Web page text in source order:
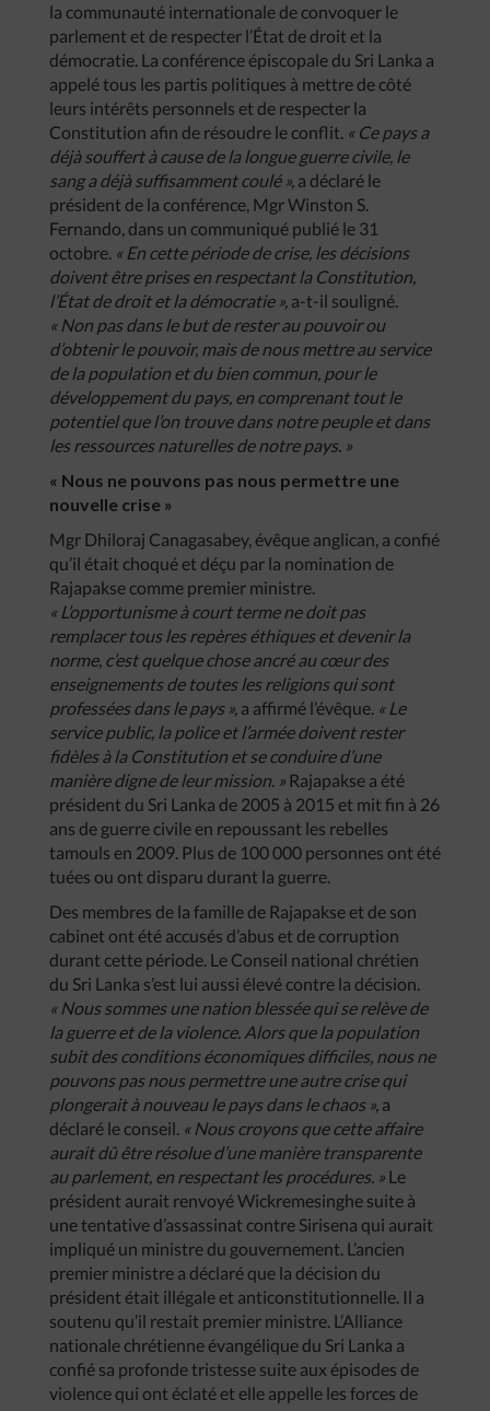
la communauté internationale de convoquer le
parlement et de respecter l’État de droit et la
démocratie. La conférence épiscopale du Sri Lanka a
appelé tous les partis politiques à mettre de côté
leurs intérêts personnels et de respecter la
Constitution afin de résoudre le conflit. « Ce pays a
déjà souffert à cause de la longue guerre civile, le
sang a déjà suffisamment coulé », a déclaré le
président de la conférence, Mgr Winston S.
Fernando, dans un communiqué publié le 31
octobre. « En cette période de crise, les décisions
doivent être prises en respectant la Constitution,
l’État de droit et la démocratie », a-t-il souligné.
« Non pas dans le but de rester au pouvoir ou
d’obtenir le pouvoir, mais de nous mettre au service
de la population et du bien commun, pour le
développement du pays, en comprenant tout le
potentiel que l’on trouve dans notre peuple et dans
les ressources naturelles de notre pays. »
« Nous ne pouvons pas nous permettre une
nouvelle crise »
Mgr Dhiloraj Canagasabey, évêque anglican, a confié
qu’il était choqué et déçu par la nomination de
Rajapakse comme premier ministre.
« L’opportunisme à court terme ne doit pas
remplacer tous les repères éthiques et devenir la
norme, c’est quelque chose ancré au cœur des
enseignements de toutes les religions qui sont
professées dans le pays », a affirmé l’évêque. « Le
service public, la police et l’armée doivent rester
fidèles à la Constitution et se conduire d’une
manière digne de leur mission. » Rajapakse a été
président du Sri Lanka de 2005 à 2015 et mit fin à 26
ans de guerre civile en repoussant les rebelles
tamouls en 2009. Plus de 100 000 personnes ont été
tuées ou ont disparu durant la guerre.
Des membres de la famille de Rajapakse et de son
cabinet ont été accusés d’abus et de corruption
durant cette période. Le Conseil national chrétien
du Sri Lanka s’est lui aussi élevé contre la décision.
« Nous sommes une nation blessée qui se relève de
la guerre et de la violence. Alors que la population
subit des conditions économiques difficiles, nous ne
pouvons pas nous permettre une autre crise qui
plongerait à nouveau le pays dans le chaos », a
déclaré le conseil. « Nous croyons que cette affaire
aurait dû être résolue d’une manière transparente
au parlement, en respectant les procédures. » Le
président aurait renvoyé Wickremesinghe suite à
une tentative d’assassinat contre Sirisena qui aurait
impliqué un ministre du gouvernement. L’ancien
premier ministre a déclaré que la décision du
président était illégale et anticonstitutionnelle. Il a
soutenu qu’il restait premier ministre. L’Alliance
nationale chrétienne évangélique du Sri Lanka a
confié sa profonde tristesse suite aux épisodes de
violence qui ont éclaté et elle appelle les forces de